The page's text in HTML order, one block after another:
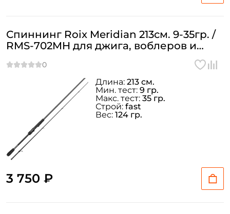
Спиннинг Roix Meridian 213см. 9-35гр. /
RMS-702MH для джига, воблеров и
3 750 ₽
Длина: 213 см.
Мин. тест: 9 гр.
Макс. тест: 35 гр.
Строй: fast
Вес: 124 гр.